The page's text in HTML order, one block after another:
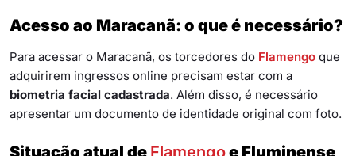
Acesso ao Maracanã: o que é necessário?
Para acessar o Maracanã, os torcedores do Flamengo que
adquirirem ingressos online precisam estar com a
biometria facial cadastrada. Além disso, é necessário
apresentar um documento de identidade original com foto.
Situação atual de Flamengoe Fluminense